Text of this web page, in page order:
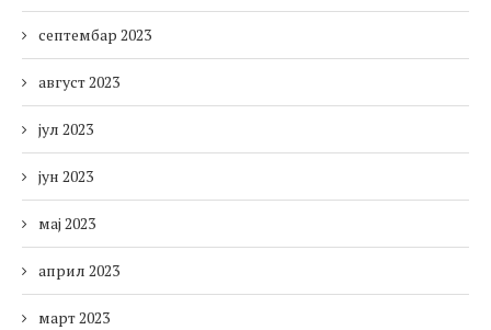
септембар 2023
август 2023
јул 2023
јун 2023
мај 2023
април 2023
март 2023